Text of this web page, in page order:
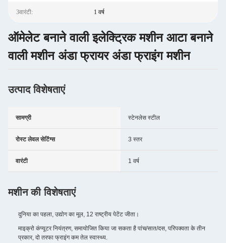
3वारंटी: 1 वर्ष
ऑमेलेट बनाने वाली इलेक्ट्रिक मशीन आटा बनाने
वाली मशीन अंडा फ्रायर अंडा फ्राइंग मशीन
उत्पाद विशेषताएं
सामग्री स्टेनलेस स्टील
रोस्ट लेवल सेटिंग्स 3 स्तर
वारंटी 1 वर्ष
मशीन की विशेषताएं
दुनिया का पहला, उद्योग का मूल, 12 राष्ट्रीय पेटेंट जीता।
माइक्रो कंप्यूटर नियंत्रण, समायोजित किया जा सकता है पांच/सात/दस, परिपक्वता के तीन
प्रकार, दो तरफा फ्राइंग कम तेल स्वास्थ्य.